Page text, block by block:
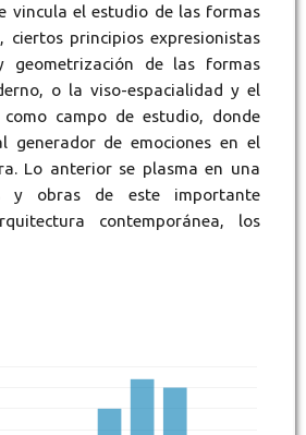
vincula el estudio de las formas
ciertos principios expresionistas
geometrización de las formas
o la viso-espacialidad y el
campo de estudio, donde
generador de emociones en el
Lo anterior se plasma en una
y obras de este importante
contemporánea, los